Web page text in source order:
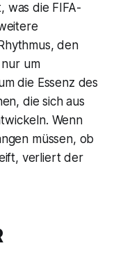
was die FIFA-
den
um
die Essenz des
die sich aus
Wenn
müssen, ob
verliert der